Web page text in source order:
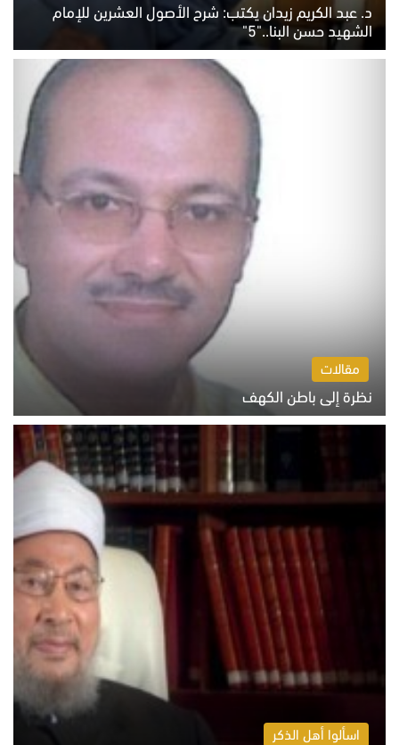
د. عبد الكريم زيدان يكتب: شرح الأصول العشرين للإمام
الشهيد حسن البنا.."5"
السبت 8 أغسطس 2026 10:46 ص
مقالات
نظرة إلى باطن الكهف
السبت 8 أغسطس 2026 11:04 ص
اسألوا أهل الذكر